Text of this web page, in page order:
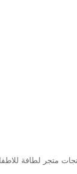
متجر لطافة